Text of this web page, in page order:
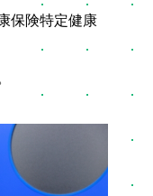
保険特定健康